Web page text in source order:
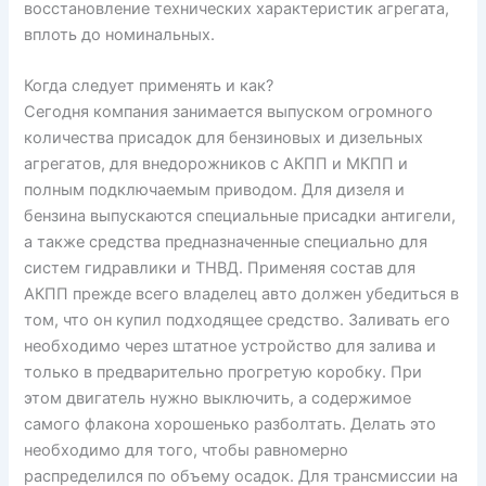
восстановление технических характеристик агрегата,
вплоть до номинальных.
Когда следует применять и как?
Сегодня компания занимается выпуском огромного
количества присадок для бензиновых и дизельных
агрегатов, для внедорожников с АКПП и МКПП и
полным подключаемым приводом. Для дизеля и
бензина выпускаются специальные присадки антигели,
а также средства предназначенные специально для
систем гидравлики и ТНВД. Применяя состав для
АКПП прежде всего владелец авто должен убедиться в
том, что он купил подходящее средство. Заливать его
необходимо через штатное устройство для залива и
только в предварительно прогретую коробку. При
этом двигатель нужно выключить, а содержимое
самого флакона хорошенько разболтать. Делать это
необходимо для того, чтобы равномерно
распределился по объему осадок. Для трансмиссии на